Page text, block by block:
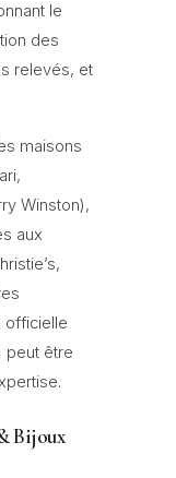
le
des
relevés, et
maisons
Winston),
aux
officielle
peut être
Bijoux